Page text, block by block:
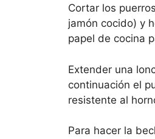
Cortar los
jamón cocido) y
papel de cocina
Extender una
continuación el
resistente al
Para hacer la